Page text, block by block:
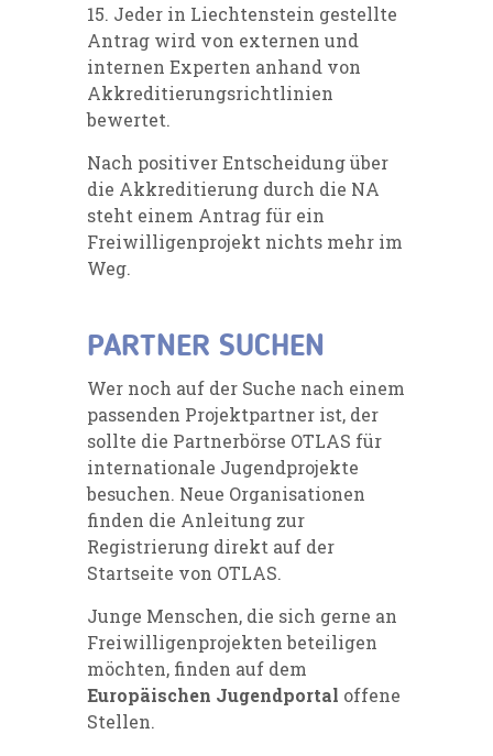
15. Jeder in Liechtenstein gestellte
Antrag wird von externen und
internen Experten anhand von
Akkreditierungsrichtlinien
bewertet.
Nach positiver Entscheidung über
die Akkreditierung durch die NA
steht einem Antrag für ein
Freiwilligenprojekt nichts mehr im
Weg.
PARTNER SUCHEN
Wer noch auf der Suche nach einem
passenden Projektpartner ist, der
sollte die Partnerbörse OTLAS für
internationale Jugendprojekte
besuchen. Neue Organisationen
finden die Anleitung zur
Registrierung direkt auf der
Startseite von OTLAS.
Junge Menschen, die sich gerne an
Freiwilligenprojekten beteiligen
möchten, finden auf dem
Europäischen Jugendportal offene
Stellen.